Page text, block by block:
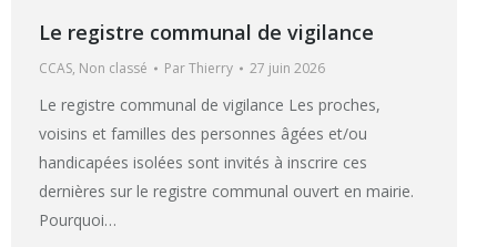
Le registre communal de vigilance
CCAS, Non classé ParThierry 27 juin 2026
Le registre communal de vigilance Les proches,
voisins et familles des personnes âgées et/ou
handicapées isolées sont invités à inscrire ces
dernières sur le registre communal ouvert en mairie.
Pourquoi…